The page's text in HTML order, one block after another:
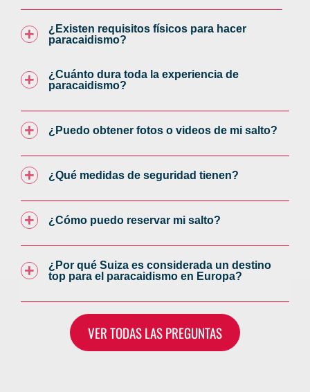
¿Existen requisitos físicos para hacer
paracaidismo?
¿Cuánto dura toda la experiencia de
paracaidismo?
¿Puedo obtener fotos o videos de mi salto?
¿Qué medidas de seguridad tienen?
¿Cómo puedo reservar mi salto?
¿Por qué Suiza es considerada un destino
top para el paracaidismo en Europa?
VER TODAS LAS PREGUNTAS